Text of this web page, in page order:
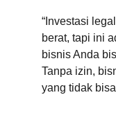
“Investasi
berat, tapi ini
bisnis Anda
Tanpa izin,
yang tidak